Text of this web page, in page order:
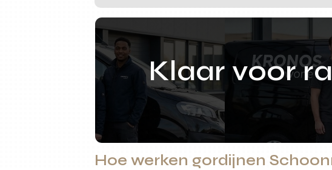
Klaar voor
Hoe werken gordijnen